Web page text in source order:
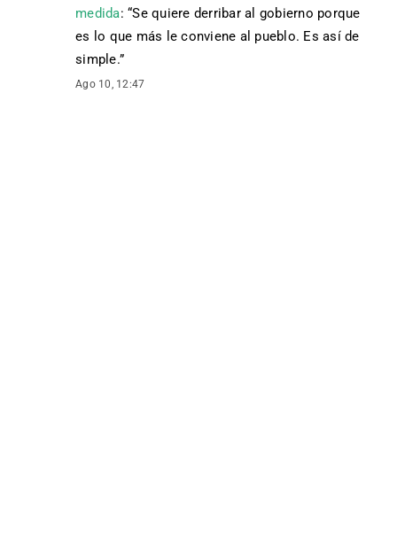
medida: “Se quiere derribar al gobierno porque
es lo que más le conviene al pueblo. Es así de
simple.”
Ago 10, 12:47